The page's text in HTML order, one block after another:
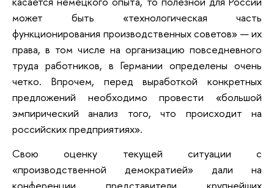
может быть «технологическая часть
функционирования производственных советов» — их
права, в том числе на организацию повседневного
труда работников, в Германии определены очень
четко. Впрочем, перед выработкой конкретных
предложений необходимо провести «большой
эмпирический анализ того, что происходит на
российских предприятиях».
Свою оценку текущей ситуации с
«производственной демократией» дали на